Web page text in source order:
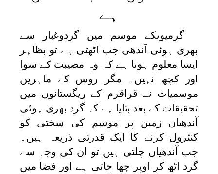
ہے
گرمیوںکے موسم میں گردوغبار سے
بھری ہوئی آندھی جب اٹھتی ہے تو بظاہر
ایسا معلوم ہوتا ہے کہ وہ مصیبت کے سوا
اور کچھ نہیں۔ مگر روس کے ماہرین
موسمیات نے قراقرم کے ریگستانوں میں
تحقیقات کے بعد بتایا ہے کہ گرد بھری ہوئی
آندھیاں زمین پر موسم کی سختی کو
کنٹرول کرنے کا ایک قدرتی ذریعہ ہیں۔
جب آندھیاں چلتی ہیں تو ان کی وجہ سے
گرد اٹھ کر اوپر چھا جاتی ہے اور فضا میں